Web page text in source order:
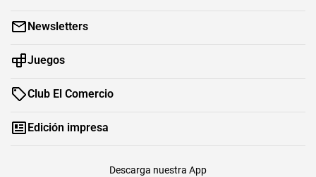
Newsletters
Juegos
Club El Comercio
Edición impresa
Descarga nuestra App